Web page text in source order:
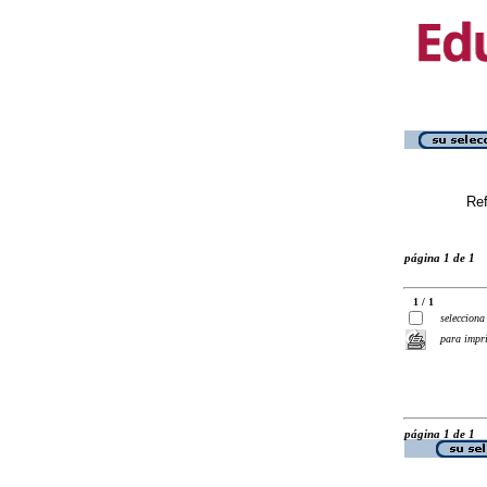
página 1 de 1
1 / 1
selecciona
para
página 1 de 1